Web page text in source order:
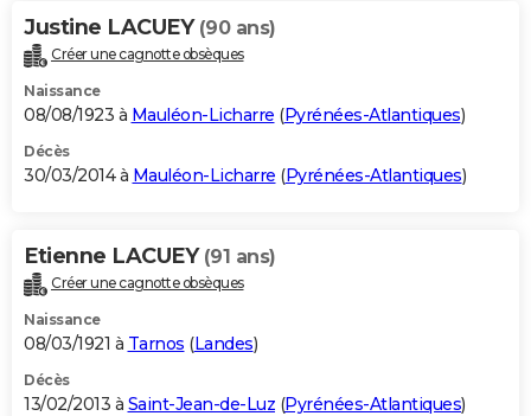
Carte de Noël
Carte Bonne année
Carte Saint-Valentin
Carte Pâques
Carte d'anniversaire
DICTIONNAIRE
Dictionnaire
Biographies
Citations
Expressions
Proverbes
PROGRAMME TV
S'inscrire
Se connecter
Lycées
Collèges
Primaires
Universités
Entreprises
Service militaire
Avis de recherche
AVIS DE DÉCÈS
Bricolage
Lifestyle
Culture
Sport
Auto
Television
Voyage
Cinema
Justine LACUEY (90 ans)
Créer une cagnotte obsèques
Naissance
08/08/1923 à Mauléon-Licharre (Pyrénées-Atlantiques)
Décès
30/03/2014 à Mauléon-Licharre (Pyrénées-Atlantiques)
Etienne LACUEY (91 ans)
Créer une cagnotte obsèques
Naissance
08/03/1921 à Tarnos (Landes)
Décès
13/02/2013 à Saint-Jean-de-Luz (Pyrénées-Atlantiques)